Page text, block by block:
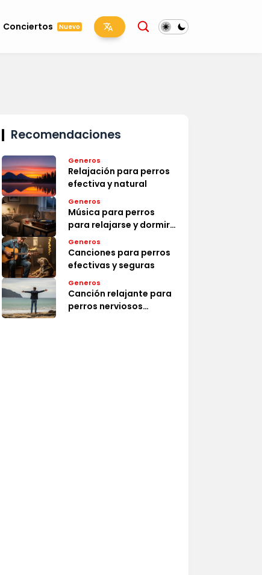
Conciertos Nuevo
Recomendaciones
Generos
Relajación para perros
efectiva y natural
Generos
Música para perros
para relajarse y dormir
efectiva
Generos
Canciones para perros
efectivas y seguras
Generos
Canción relajante para
perros nerviosos